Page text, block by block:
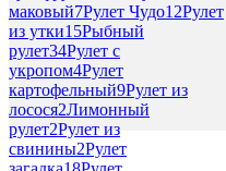
маковый7Рулет Чудо12Рулет
из утки15Рыбный
рулет34Рулет с
укропом4Рулет
картофельный9Рулет из
лосося2Лимонный
рулет2Рулет из
свинины2Рулет